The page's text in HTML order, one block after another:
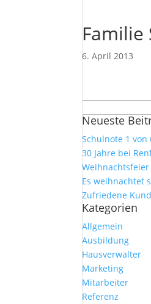
Familie
6. April 2013
nach:
Neueste
Schulnote 1
30 Jahre bei
Es weihnachtet
Zufriedene
Kategorien
Allgemein
Ausbildung
Hausverwalter
Marketing
Mitarbeiter
Referenz